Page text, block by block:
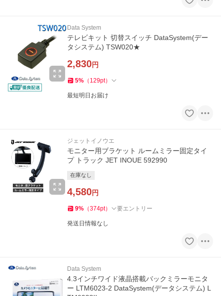
Data System
テレビキット 切替スイッチ DataSystem(デー
タシステム) TSW020★
2,830円
5% （ 129pt）
最短明日お届け
ジェットイノウエ
モニター用ブラケット ルームミラー固定タイ
プ トラック JET INOUE 592990
在庫なし
4,580円
9% （374pt） 要エントリー
発送日情報なし
Data System
4.3インチワイド液晶搭載バックミラーモニタ
ー LTM6023-2 DataSystem(データシステム) L